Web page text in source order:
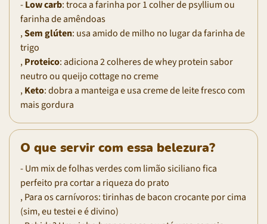
-Low carb: troca a farinha por 1 colher de psyllium ou
farinha de amêndoas
,Sem glúten: usa amido de milho no lugar da farinha de
trigo
,Proteico: adiciona 2 colheres de whey protein sabor
neutro ou queijo cottage no creme
,Keto: dobra a manteiga e usa creme de leite fresco com
mais gordura
O que servir com essa belezura?
- Um mix de folhas verdes com limão siciliano fica
perfeito pra cortar a riqueza do prato
, Para os carnívoros: tirinhas de bacon crocante por cima
(sim, eu testei e é divino)